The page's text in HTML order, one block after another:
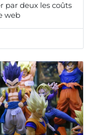
par deux les coûts
web